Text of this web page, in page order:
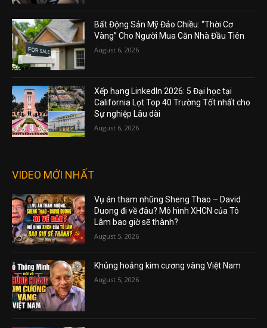
Bất Động Sản Mỹ Đảo Chiều: “Thời Cơ
Vàng” Cho Người Mua Căn Nhà Đầu Tiên
August 6, 2026
Xếp hạng LinkedIn 2026: 5 Đại học tại
California Lọt Top 40 Trường Tốt nhất cho
Sự nghiệp Lâu dài
August 6, 2026
VIDEO MỚI NHẤT
Vụ án tham nhũng Sheng Thao – David
Duong đi về đâu? Mô hình XHCN của Tô
Lâm bao giờ sẽ thành?
August 5, 2026
Khủng hoảng kim cương vàng Việt Nam
August 5, 2026